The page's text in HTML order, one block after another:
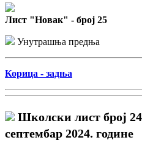
Лист "Новак" - број 25
Унутрашња предња
Корица - задња
Школски лист број
септембар 2024. године